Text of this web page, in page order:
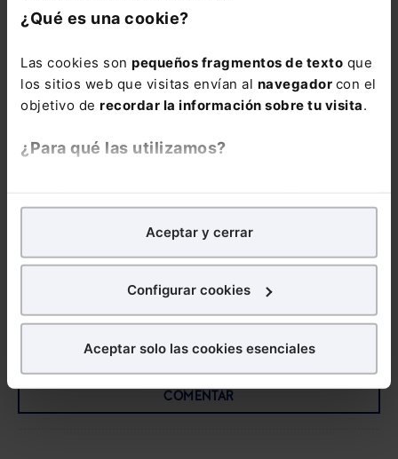
¿Qué es una cookie?
Las cookies son pequeños fragmentos de texto que
los sitios web que visitas envían al navegador con el
objetivo de recordar la información sobre tu visita.
¿Para qué las utilizamos?
analíticospara tratar demejorar tu experienciaen
nuestra página web. También con fines publicitarios,
para poder mostrarte publicidad y contenidos de tu
¿Qué puedes hacer?
en la web sea óptima
Aceptar y cerrar
Configurar cookies
Aceptar solo las cookies esenciales
La inscripción
incluye laGuía
rápida: IA
COMENTARIOS
COMENTAR